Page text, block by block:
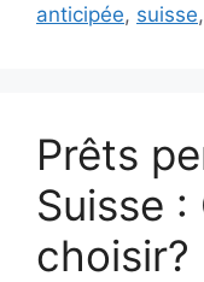
anticipée, suisse,
Prêts
Suisse
choisir?